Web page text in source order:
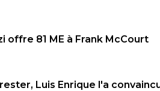
offre 81 ME à Frank McCourt
Luis Enrique l'a